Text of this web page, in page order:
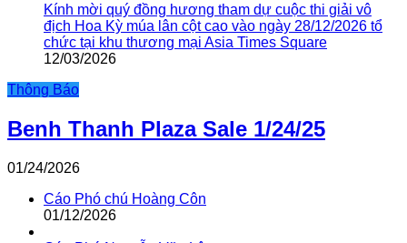
Kính mời quý đồng hương tham dự cuộc thi giải vô
địch Hoa Kỳ múa lân cột cao vào ngày 28/12/2026 tổ
chức tại khu thương mại Asia Times Square
12/03/2026
Thông Báo
Benh Thanh Plaza Sale 1/24/25
01/24/2026
Cáo Phó chú Hoàng Côn
01/12/2026